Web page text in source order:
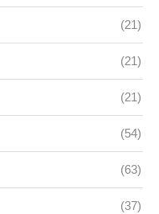
(21)
(21)
(21)
(54)
(63)
(37)